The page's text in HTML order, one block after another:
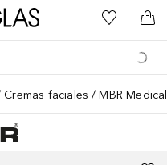
A Douglas HomeMi lista de
A
Cremas faciales MBR